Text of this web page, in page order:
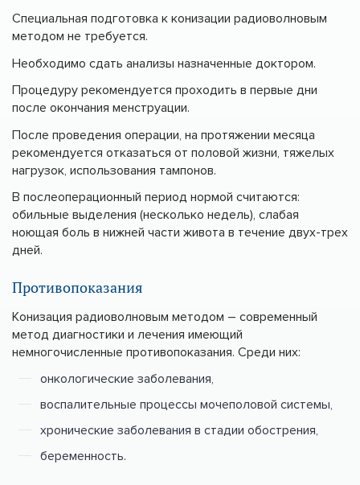
Специальная подготовка к конизации радиоволновым
методом не требуется.
Необходимо сдать анализы назначенные доктором.
Процедуру рекомендуется проходить в первые дни
после окончания менструации.
После проведения операции, на протяжении месяца
рекомендуется отказаться от половой жизни, тяжелых
нагрузок, использования тампонов.
В послеоперационный период нормой считаются:
обильные выделения (несколько недель), слабая
ноющая боль в нижней части живота в течение двух-трех
дней.
Противопоказания
Конизация радиоволновым методом – современный
метод диагностики и лечения имеющий
немногочисленные противопоказания. Среди них:
онкологические заболевания,
воспалительные процессы мочеполовой системы,
хронические заболевания в стадии обострения,
беременность.